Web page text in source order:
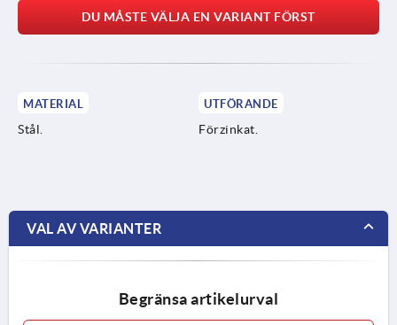
DU MÅSTE VÄLJA EN VARIANT FÖRST
MATERIAL
Stål.
UTFÖRANDE
Förzinkat.
VAL AV VARIANTER
Begränsa artikelurval